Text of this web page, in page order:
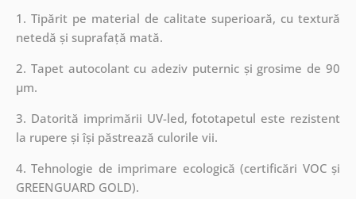
1. Tipărit pe material de calitate superioară, cu textură
netedă și suprafață mată.
2. Tapet autocolant cu adeziv puternic și grosime de 90
µm.
3. Datorită imprimării UV-led, fototapetul este rezistent
la rupere și își păstrează culorile vii.
4. Tehnologie de imprimare ecologică (certificări VOC și
GREENGUARD GOLD).